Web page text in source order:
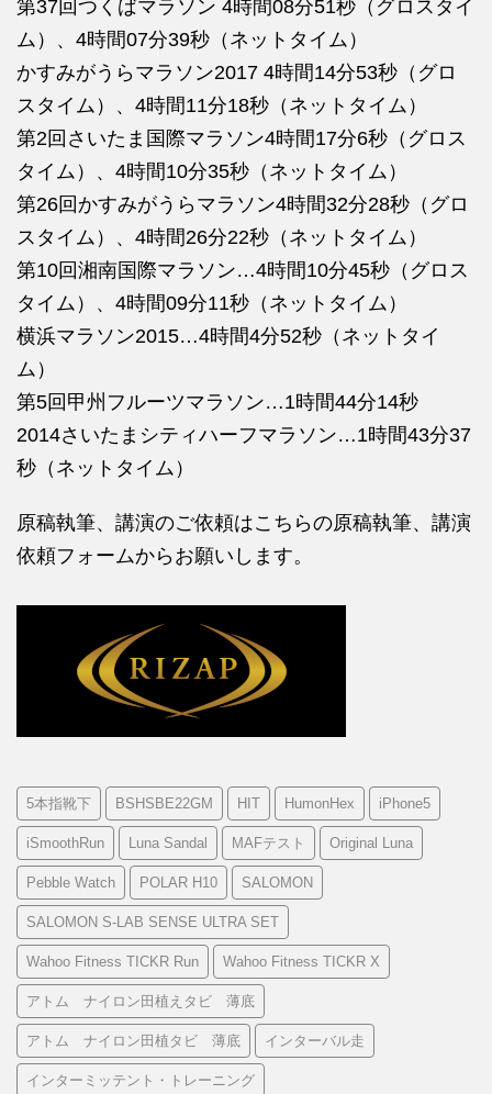
第37回つくばマラソン 4時間08分51秒（グロスタイ
ム）、4時間07分39秒（ネットタイム）
かすみがうらマラソン2017 4時間14分53秒（グロ
スタイム）、4時間11分18秒（ネットタイム）
第2回さいたま国際マラソン4時間17分6秒（グロス
タイム）、4時間10分35秒（ネットタイム）
第26回かすみがうらマラソン4時間32分28秒（グロ
スタイム）、4時間26分22秒（ネットタイム）
第10回湘南国際マラソン…4時間10分45秒（グロス
タイム）、4時間09分11秒（ネットタイム）
横浜マラソン2015…4時間4分52秒（ネットタイ
ム）
第5回甲州フルーツマラソン…1時間44分14秒
2014さいたまシティハーフマラソン…1時間43分37
秒（ネットタイム）
原稿執筆、講演のご依頼はこちらの原稿執筆、講演
依頼フォームからお願いします。
5本指靴下 BSHSBE22GM HIT HumonHex iPhone5
iSmoothRun Luna Sandal MAFテスト Original Luna
Pebble Watch POLAR H10 SALOMON
SALOMON S-LAB SENSE ULTRA SET
Wahoo Fitness TICKR Run Wahoo Fitness TICKR X
アトム ナイロン田植えタビ 薄底
アトム ナイロン田植タビ 薄底 インターバル走
インターミッテント・トレーニング